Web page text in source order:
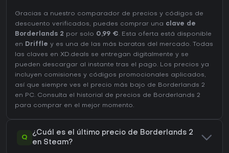
Gracias a nuestro comparador de precios y códigos de
descuento verificados, puedes comprar una clave de
Borderlands 2 por solo 0,99 €. Esta oferta está disponible
en Driffle y es una de las más baratas del mercado. Todas
las claves en XD.deals se entregan digitalmente y se
pueden descargar al instante tras el pago. Los precios ya
incluyen comisiones y códigos promocionales aplicados,
así que siempre ves el precio más bajo de Borderlands 2
en PC. Consulta el
historial de precios de Borderlands 2
para comprar en el mejor momento.
Q
¿Cuál es el último precio de Borderlands 2
en Steam?